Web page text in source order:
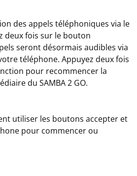
des appels téléphoniques via le
deux fois sur le bouton
seront désormais audibles via
téléphone. Appuyez deux fois
pour recommencer la
du SAMBA 2 GO.
utiliser les boutons accepter et
pour commencer ou